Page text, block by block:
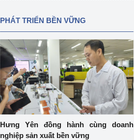
PHÁT TRIỂN BỀN VỮNG
Hưng Yên đồng hành cùng doanh
nghiệp sản xuất bền vững